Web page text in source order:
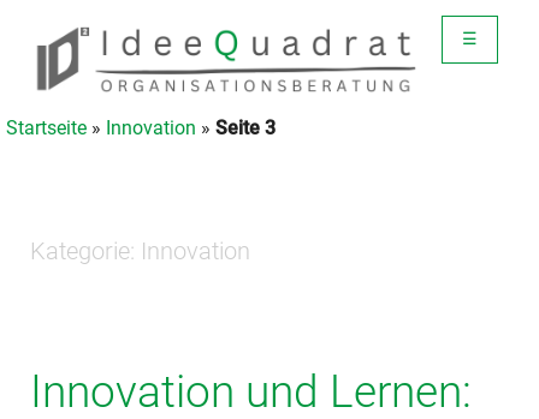
☰
Startseite » Innovation » Seite 3
Kategorie: Innovation
Innovation und Lernen: